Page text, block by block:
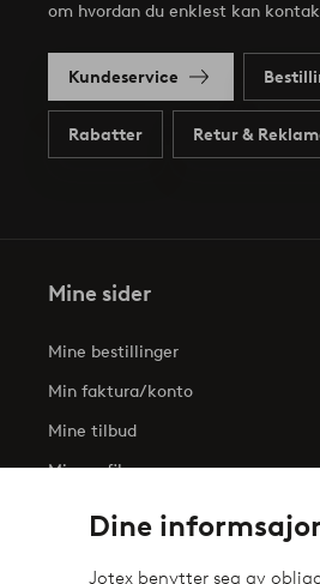
Dine
Jotex benytter seg av
om hvordan du enklest kan
Kundeservice
Rabatter Retur &
Mine sider
Mine bestillinger
Min faktura/konto
Mine tilbud
Min profil